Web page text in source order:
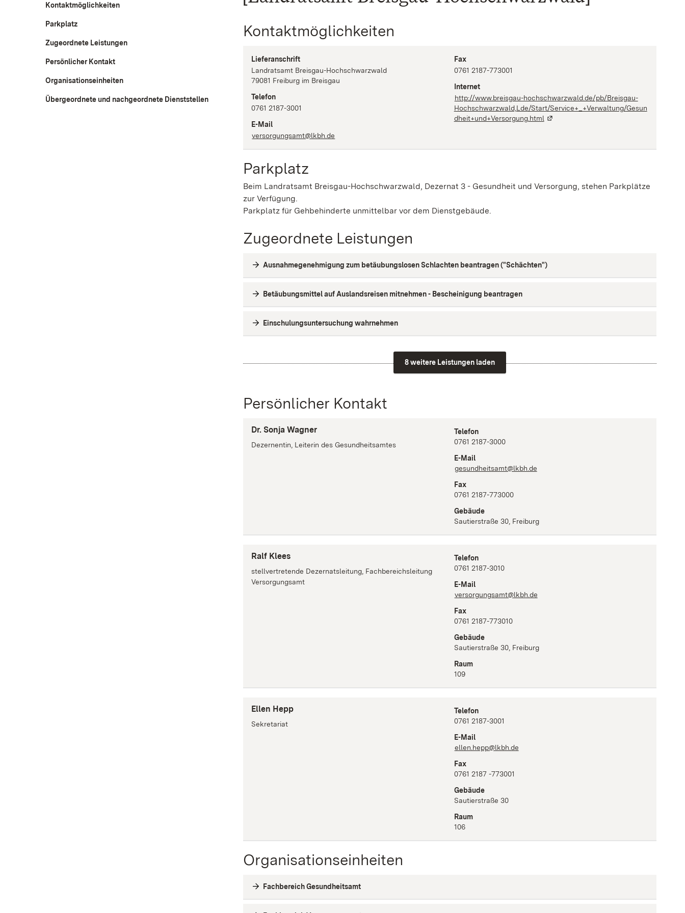
Kontaktmöglichkeiten
Parkplatz
Zugeordnete Leistungen
Persönlicher Kontakt
Organisationseinheiten
Übergeordnete und nachgeordnete Dienststellen
Kontaktmöglichkeiten
Lieferanschrift
Landratsamt Breisgau-Hochschwarzwald
79081 Freiburg im Breisgau
Telefon
0761 2187-3001
E-Mail
versorgungsamt@lkbh.de
Fax
0761 2187-773001
Internet
http://www.breisgau-hochschwarzwald.de/pb/Breisgau-
Hochschwarzwald,Lde/Start/Service+_+Verwaltung/Gesun
dheit+und+Versorgung.html
Parkplatz
Beim Landratsamt Breisgau-Hochschwarzwald, Dezernat 3 - Gesundheit und Versorgung, stehen Parkplätze
zur Verfügung.
Parkplatz für Gehbehinderte unmittelbar vor dem Dienstgebäude.
Zugeordnete Leistungen
Ausnahmegenehmigung zum betäubungslosen Schlachten beantragen ("Schächten")
Betäubungsmittel auf Auslandsreisen mitnehmen - Bescheinigung beantragen
Einschulungsuntersuchung wahrnehmen
8 weitere Leistungen laden
Persönlicher Kontakt
Dr. Sonja Wagner
Dezernentin, Leiterin des Gesundheitsamtes
Telefon
0761 2187-3000
E-Mail
gesundheitsamt@lkbh.de
Fax
0761 2187-773000
Gebäude
Sautierstraße 30, Freiburg
Ralf Klees
stellvertretende Dezernatsleitung, Fachbereichsleitung
Versorgungsamt
Telefon
0761 2187-3010
E-Mail
versorgungsamt@lkbh.de
Fax
0761 2187-773010
Gebäude
Sautierstraße 30, Freiburg
Raum
109
Ellen Hepp
Sekretariat
Telefon
0761 2187-3001
E-Mail
ellen.hepp@lkbh.de
Fax
0761 2187 -773001
Gebäude
Sautierstraße 30
Raum
106
Organisationseinheiten
Fachbereich Gesundheitsamt